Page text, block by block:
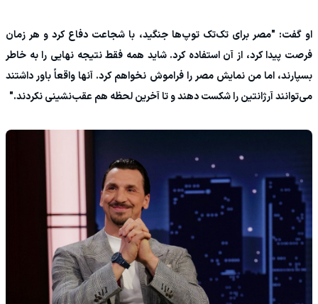
او گفت: "مصر برای تک‌تک توپ‌ها جنگید، با شجاعت دفاع کرد و هر زمان
فرصت پیدا کرد، از آن استفاده کرد. شاید همه فقط نتیجه نهایی را به خاطر
بسپارند، اما من نمایش مصر را فراموش نخواهم کرد. آنها واقعاً باور داشتند
می‌توانند آرژانتین را شکست دهند و تا آخرین لحظه هم عقب‌نشینی نکردند."